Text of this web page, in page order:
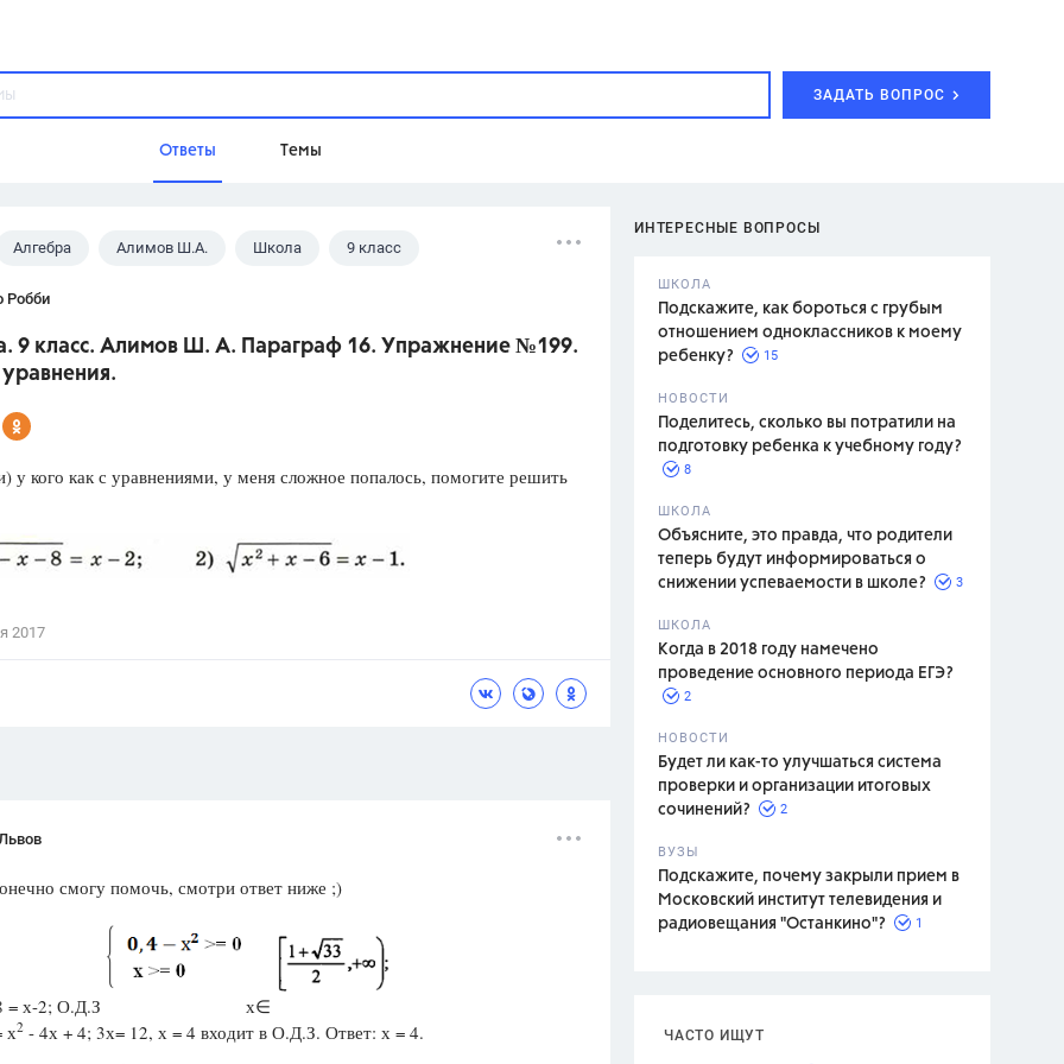
ЗАДАТЬ ВОПРОС
Ответы Темы
Домашнее задание
Школа
Цветков Л. А.
ИНТЕРЕСНЫЕ ВОПРОСЫ
ШКОЛА
Подскажите, как бороться с грубым
отношением одноклассников к моему
ребенку?
15
НОВОСТИ
Поделитесь, сколько вы потратили на
подготовку ребенка к учебному году?
8
ШКОЛА
Объясните, это правда, что родители
теперь будут информироваться о
снижении успеваемости в школе?
3
ШКОЛА
Когда в 2018 году намечено
проведение основного периода ЕГЭ?
2
НОВОСТИ
Будет ли как-то улучшаться система
проверки и организации итоговых
сочинений?
2
ВУЗЫ
Подскажите, почему закрыли прием в
Московский институт телевидения и
радиовещания "Останкино"?
1
ЧАСТО ИЩУТ
Алгебра Алимов Ш.А. Школа 9 класс
Робби
9 класс. Алимов Ш. А. Параграф 16. Упражнение №199.
у кого как с уравнениями, у меня сложное попалось, помогите решить
2017
смогу помочь, смотри ответ ниже ;)
= х-2; О.Д.З
х∈
х2 - 4х + 4; 3х= 12, х = 4 входит в О.Д.З. Ответ: х = 4.